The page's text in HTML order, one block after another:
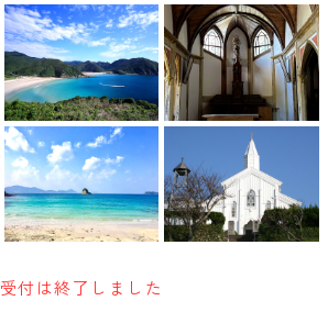
受付は終了しました